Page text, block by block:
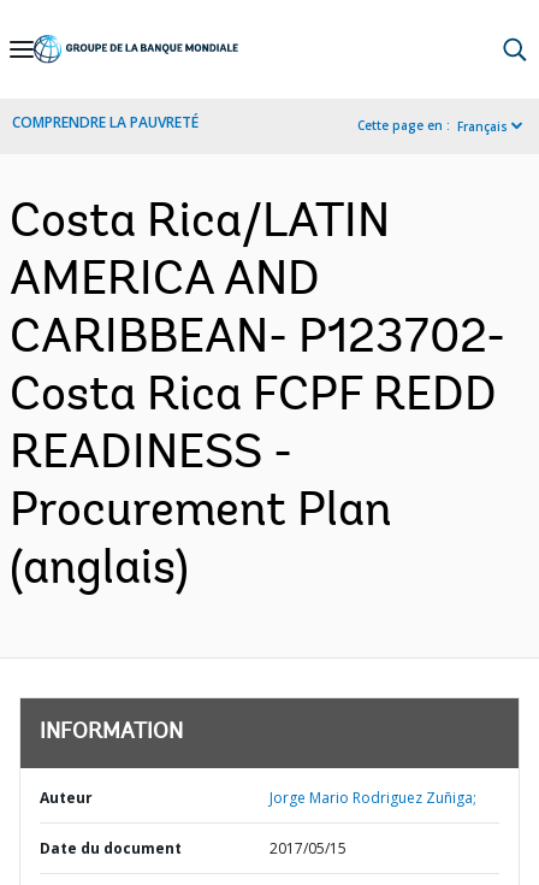
Skip
Navigation
COMPRENDRE LA PAUVRETÉ Cette page en : Français
Costa Rica/LATIN
AMERICA AND
CARIBBEAN- P123702-
Costa Rica FCPF REDD
READINESS -
Procurement Plan
(anglais)
INFORMATION
Auteur Jorge Mario Rodriguez Zuñiga;
Date du document 2017/05/15